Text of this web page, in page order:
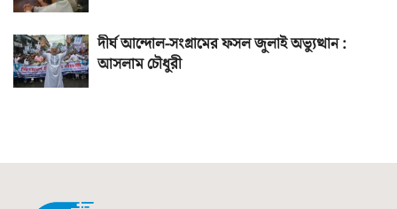
দীর্ঘ আন্দোল-সংগ্রামের ফসল জুলাই অভ্যুত্থান :
আসলাম চৌধুরী